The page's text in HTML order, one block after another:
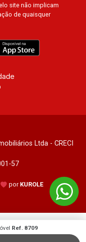
Ref. 8709
site não implicam
de quaisquer
Ltda - CRECI
57
por KUROLE